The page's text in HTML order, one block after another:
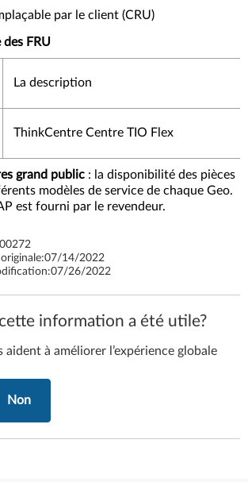
par le client (CRU)
des FRU
La description
ThinkCentre Centre TIO Flex
grand public : la disponibilité des pièces
modèles de service de chaque Geo.
est fourni par le revendeur.
07/14/2022
07/26/2022
information a été utile?
aident à améliorer l’expérience globale
Non